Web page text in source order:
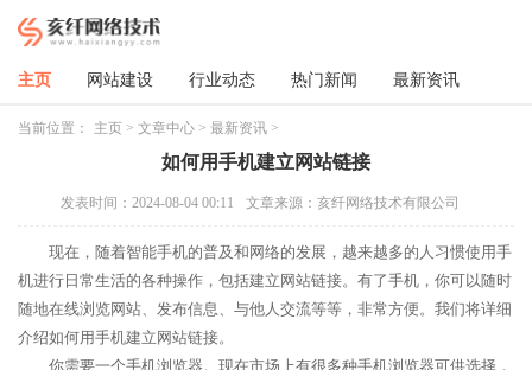
主页 网站建设 行业动态 热门新闻 最新资讯
当前位置： 主页 > 文章中心 > 最新资讯 >
如何用手机建立网站链接
发表时间：2024-08-04 00:11 文章来源：亥纤网络技术有限公司
现在，随着智能手机的普及和网络的发展，越来越多的人习惯使用手
机进行日常生活的各种操作，包括建立网站链接。有了手机，你可以随时
随地在线浏览网站、发布信息、与他人交流等等，非常方便。我们将详细
介绍如何用手机建立网站链接。
你需要一个手机浏览器。现在市场上有很多种手机浏览器可供选择，